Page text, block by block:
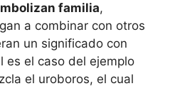
familia,
a combinar con otros
un significado con
es el caso del ejemplo
el uroboros, el cual